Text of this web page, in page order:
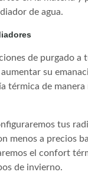
de agua.
de purgado a
su
térmica de manera
tus
menos a precios
el confort
de invierno.